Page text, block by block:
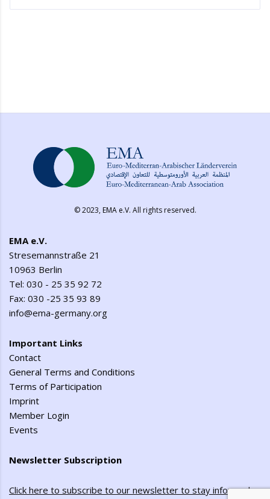
© 2023,EMA e.V. All rights reserved.
EMA e.V.
Stresemannstraße 21
10963 Berlin
Tel: 030 - 25 35 92 72
Fax: 030 -25 35 93 89
info@ema-germany.org
Important Links
Contact
General Terms and Conditions
Terms of Participation
Imprint
Member Login
Events
Newsletter Subscription
Click here to subscribe to our newsletter to stay informed